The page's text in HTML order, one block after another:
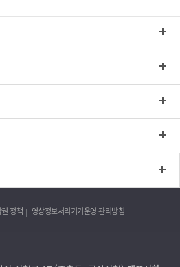
정책 영상정보처리기기운영·관리방침